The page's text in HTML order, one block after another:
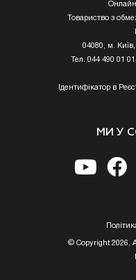
Товариство з
04080, м.
Тел. 044 490 01
Ідентифікатор в
МИ У
© Copyright 2026,